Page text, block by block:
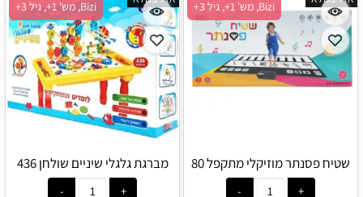
Bizi, מש' 1+, גיל 3+
שטיח פסנתר מוזיקלי מתקפל 80
ס"מ - Bizi
Bizi, מש' 1+, גיל 3+
מברגת גלגלי שיניים שולחן 436
חלקים - Bizi